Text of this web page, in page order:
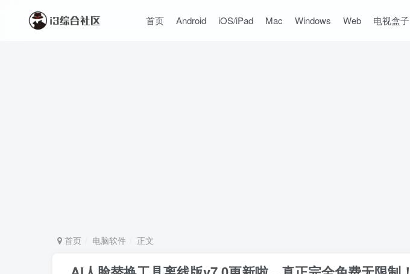
首页 Android iOS/iPad Mac Windows Web 电视盒子
首页 电脑软件 正文